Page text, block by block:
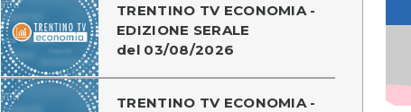
TRENTINO TV ECONOMIA -
EDIZIONE SERALE
del 03/08/2026
TRENTINO TV ECONOMIA -